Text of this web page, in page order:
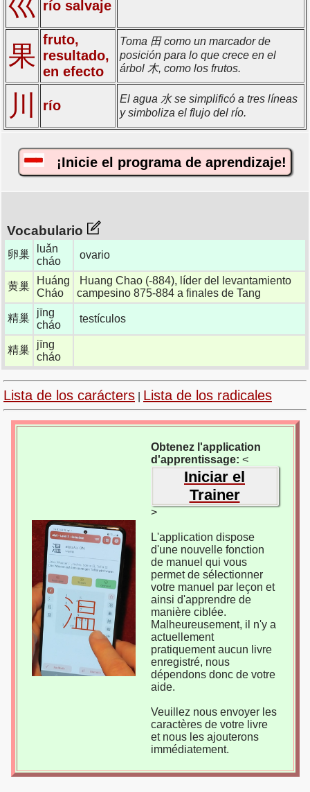
río salvaje
果
fruto,
resultado,
en efecto
Toma 田 como un marcador de
posición para lo que crece en el
árbol 木, como los frutos.
川 río
El agua 水 se simplificó a tres líneas
y simboliza el flujo del río.
¡Inicie el programa de aprendizaje!
Vocabulario
卵巢
luǎn
cháo
ovario
黄巢
Huáng
Cháo
Huang Chao (-884), líder del levantamiento
campesino 875-884 a finales de Tang
精巢
jīng
cháo
testículos
精巢
jīng
cháo
Lista de los carácters Lista de los radicales
Obtenez l'application
d'apprentissage: <
Iniciar el
Trainer
>
L'application dispose
d'une nouvelle fonction
de manuel qui vous
permet de sélectionner
votre manuel par leçon et
ainsi d'apprendre de
manière ciblée.
Malheureusement, il n'y a
actuellement
pratiquement aucun livre
enregistré, nous
dépendons donc de votre
aide.
Veuillez nous envoyer les
caractères de votre livre
et nous les ajouterons
immédiatement.